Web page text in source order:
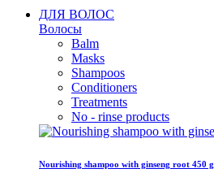
ДЛЯ ВОЛОС
Волосы
Balm
Masks
Shampoos
Conditioners
Treatments
No - rinse products
Nourishing shampoo with ginseng root 450 g